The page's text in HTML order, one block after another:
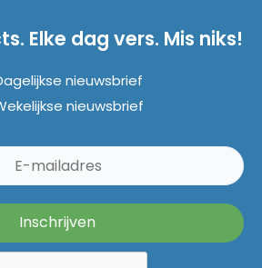
Elke dag vers. Mis niks!
nieuwsbrief
nieuwsbrief